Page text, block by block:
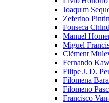
Joaquim
Zeferino
Fonseca
Manuel
Miguel
Clément
Fernando
Filipe J. D.
Filomena
Filomeno
Francisco